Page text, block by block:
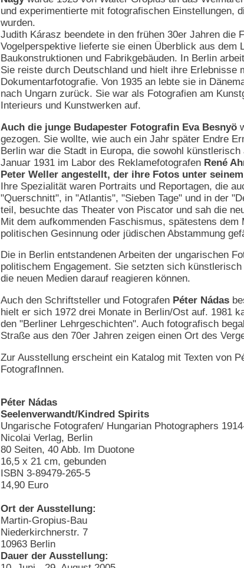
und experimentierte mit fotografischen Einstellungen,
wurden.
Judith Kárasz beendete in den frühen 30er Jahren die
Vogelperspektive lieferte sie einen Überblick aus dem
Baukonstruktionen und Fabrikgebäuden. In Berlin
Sie reiste durch Deutschland und hielt ihre
Dokumentarfotografie. Von 1935 an lebte sie in
nach Ungarn zurück. Sie war als Fotografien am
Interieurs und Kunstwerken auf.
Auch die junge Budapester Fotografin Eva Besnyö
gezogen. Sie wollte, wie auch ein Jahr später Endre
Berlin war die Stadt in Europa, die sowohl
Januar 1931 im Labor des Reklamefotografen René
Peter Weller angestellt, der ihre Fotos unter
Ihre Spezialität waren Portraits und Reportagen, die
"Querschnitt", in "Atlantis", "Sieben Tage" und in der
teil, besuchte das Theater von Piscator und sah die
Mit dem aufkommenden Faschismus, spätestens
politischen Gesinnung oder jüdischen Abstammung
Die in Berlin entstandenen Arbeiten der ungarischen
politischem Engagement. Sie setzten sich
die neuen Medien darauf reagieren können.
Auch den Schriftsteller und Fotografen Péter Nádas
hielt er sich 1972 drei Monate in Berlin/Ost auf. 1981
den "Berliner Lehrgeschichten". Auch fotografisch
Straße aus den 70er Jahren zeigen einen Ort des
Zur Ausstellung erscheint ein Katalog mit Texten von
FotografInnen.
Péter Nádas
Seelenverwandt/Kindred Spirits
Ungarische Fotografen/ Hungarian Photographers
Nicolai Verlag, Berlin
80 Seiten, 40 Abb. Im Duotone
16,5 x 21 cm, gebunden
ISBN 3-89479-265-5
14,90 Euro
Ort der Ausstellung:
Martin-Gropius-Bau
Niederkirchnerstr. 7
10963 Berlin
Dauer der Ausstellung: